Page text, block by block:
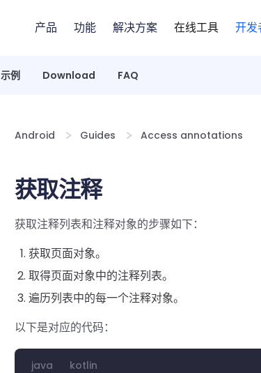
产品 功能 解决方案 在线工具 开发
示例 Download FAQ
Android Guides Access annotations
获取注释
获取注释列表和注释对象的步骤如下：
获取页面对象。
取得页面对象中的注释列表。
遍历列表中的每一个注释对象。
以下是对应的代码：
java kotlin